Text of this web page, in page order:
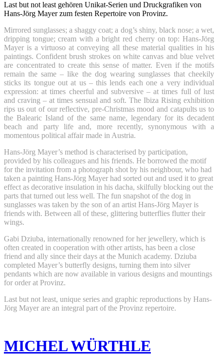
Last but not least gehören Unikat-Serien und Druckgrafiken von
Hans-Jörg Mayer zum festen Repertoire von Provinz.
Mirrored sunglasses; a shaggy coat; a dog’s shiny, black nose; a wet,
dripping tongue; cream with a bright red cherry on top: Hans-Jörg
Mayer is a virtuoso at conveying all these material qualities in his
paintings. Confident brush strokes on white canvas and blue velvet
are concentrated to create this sense of matter. Even if the motifs
remain the same – like the dog wearing sunglasses that cheekily
sticks its tongue out at us – this lends each one a very individual
expression: at times cheerful and subversive – at times full of lust
and craving – at times sensual and soft. The Ibiza Rising exhibition
rips us out of our reflective, pre-Christmas mood and catapults us to
the Balearic Island of the same name, legendary for its decadent
beach and party life and, more recently, synonymous with a
momentous political affair made in Austria.
Hans-Jörg Mayer’s method is characterised by participation,
provided by his colleagues and his friends. He borrowed the motif
for the invitation from a photograph shot by his neighbour, who had
taken a painting Hans-Jörg Mayer had sorted out and used it to great
effect as decorative insulation in his dacha, skilfully blocking out the
parts that turned out less well. The fun snapshot of the dog in
sunglasses was taken by the son of an artist Hans-Jörg Mayer is
friends with. Between all of these, glittering butterflies flutter their
wings.
Gabi Dziuba, internationally renowned for her jewellery, which is
often created in cooperation with other artists, has been a close
friend and ally since their days at the Munich academy. Dziuba
completed Mayer’s butterfly designs, turning them into silver
pendants which are now available in various designs and mountings
for order at Provinz.
Last but not least, unique series and graphic reproductions by Hans-
Jörg Mayer are an integral part of the Provinz repertoire.
MICHEL WÜRTHLE